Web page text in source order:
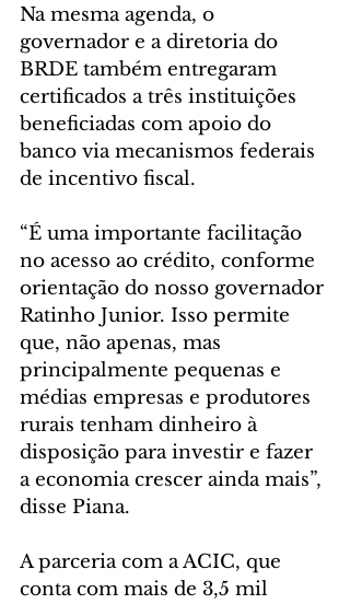
Na mesma agenda, o
governador e a diretoria do
BRDE também entregaram
certificados a três instituições
beneficiadas com apoio do
banco via mecanismos federais
de incentivo fiscal.
“É uma importante facilitação
no acesso ao crédito, conforme
orientação do nosso governador
Ratinho Junior. Isso permite
que, não apenas, mas
principalmente pequenas e
médias empresas e produtores
rurais tenham dinheiro à
disposição para investir e fazer
a economia crescer ainda mais”,
disse Piana.
A parceria com a ACIC, que
conta com mais de 3,5 mil